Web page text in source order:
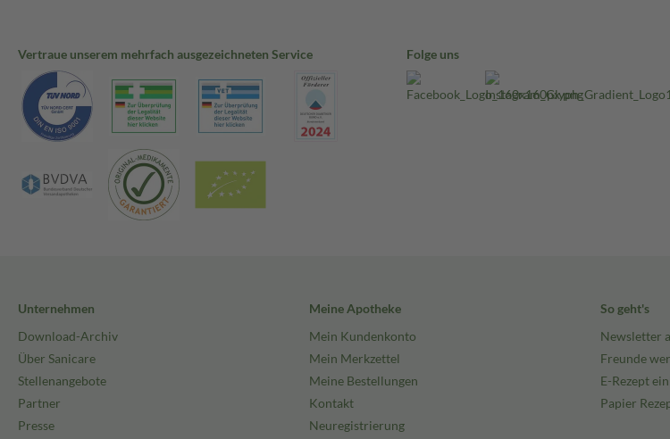
Vertraue unserem mehrfach ausgezeichneten Service Folge uns
Unternehmen
Download-Archiv
Über Sanicare
Stellenangebote
Partner
Presse
Meine Apotheke
Mein Kundenkonto
Mein Merkzettel
Meine Bestellungen
Kontakt
Neuregistrierung
So geht's
Newsletter
Freunde
E-Rezept
Papier